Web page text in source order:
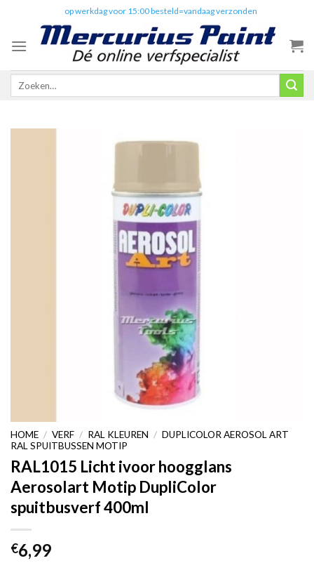
content
op werkdag voor 15:00 besteld=vandaag verzonden
Zoeken
HOME / VERF / RAL KLEUREN / DUPLICOLOR AEROSOL ART
RAL SPUITBUSSEN MOTIP
RAL1015 Licht ivoor hoogglans
Aerosolart Motip DupliColor
spuitbusverf 400ml
€6,99